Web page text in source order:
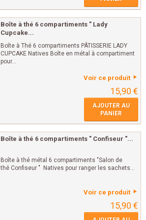
Boîte à thé 6 compartiments " Lady
Cupcake...
Boîte à Thé 6 compartiments PÂTISSERIE LADY
CUPCAKE Natives Boîte en métal à compartiment
pour...
Voir ce produit
15,90 €
AJOUTER AU
PANIER
Boîte à thé 6 compartiments " Confiseur "...
Boîte à thé métal 6 compartiments "Salon de
thé Confiseur " Natives pour ranger les sachets...
Voir ce produit
15,90 €